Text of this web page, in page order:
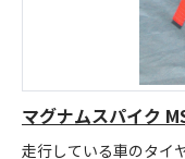
マグナムスパイク
走行している車のタイ